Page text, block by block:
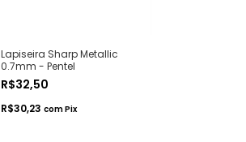
Lapiseira Sharp Metallic
0.7mm - Pentel
R$32,50
R$30,23 comPix